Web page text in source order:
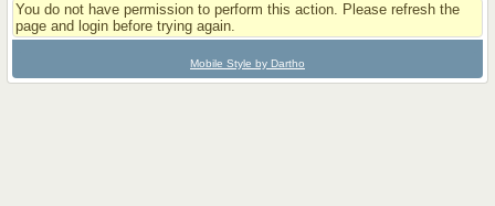
You do not have permission to perform this action. Please refresh the
page and login before trying again.
Mobile Style by Dartho